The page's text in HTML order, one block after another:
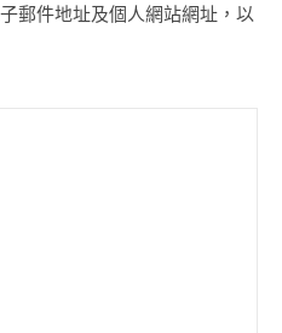
郵件地址及個人網站網址，以